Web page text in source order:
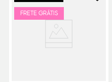
FRETE GRÁTIS